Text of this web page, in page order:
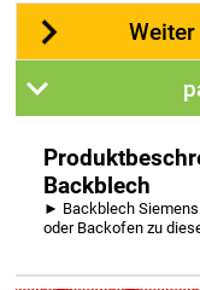
Backblech
► Backblech Siemens
oder Backofen zu